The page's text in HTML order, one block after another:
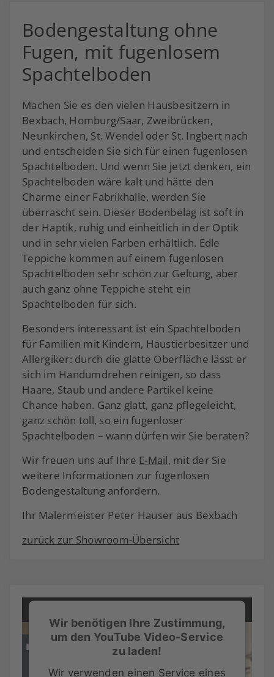
Bodengestaltung ohne
Fugen, mit fugenlosem
Spachtelboden
Machen Sie es den vielen Hausbesitzern in
Bexbach, Homburg/Saar, Zweibrücken,
Neunkirchen, St. Wendel oder St. Ingbert nach
und entscheiden Sie sich für einen fugenlosen
Spachtelboden. Und wenn Sie jetzt denken, ein
Spachtelboden wäre kalt und hätte den
Charme einer Fabrikhalle, werden Sie
überrascht sein. Dieser Bodenbelag ist soft in
der Haptik, ruhig und einheitlich in der Optik
und in sehr vielen Farben erhältlich. Edle
Teppiche kommen auf einem fugenlosen
Spachtelboden sehr schön zur Geltung, aber
auch ganz ohne Teppiche steht ein
Spachtelboden für sich.
Besonders interessant ist ein Spachtelboden
für Familien mit Kindern, Haustierbesitzer und
Allergiker: durch die glatte Oberfläche lässt er
sich im Handumdrehen reinigen, so dass
Haare, Staub und andere Partikel keine
Chance haben. Ganz glatt, ganz pflegeleicht,
ganz schön toll, so ein fugenloser
Spachtelboden – wann dürfen wir Sie beraten?
Wir freuen uns auf Ihre E-Mail, mit der Sie
weitere Informationen zur fugenlosen
Bodengestaltung anfordern.
Ihr Malermeister Peter Hauser aus Bexbach
zurück zur Showroom-Übersicht
Wir benötigen Ihre Zustimmung,
um den YouTube Video-Service
zu laden!
Wir verwenden einen Service eines